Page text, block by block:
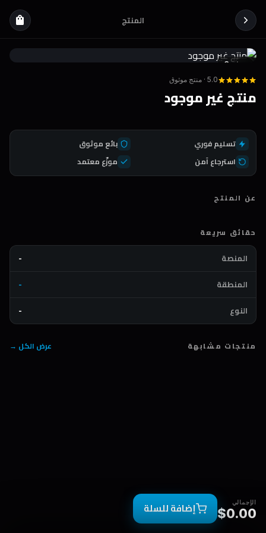
المنتج shopping_bag
Coda
5.0 · منتج موثوق
منتج غير موجود
تسليم فوري
بائع موثوق
استرجاع آمن
موزّع معتمد
عن المنتج
حقائق سريعة
المنصة
-
المنطقة
-
النوع
-
منتجات مشابهة عرض الكل →
الإجمالي
$0.00 إضافة للسلة